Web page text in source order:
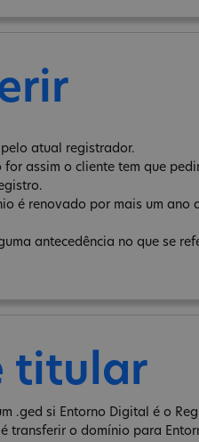
atual registrador.
assim o cliente tem que
é renovado por mais um
antecedência no que se
titular
.ged si Entorno Digital é o
transferir o domínio para